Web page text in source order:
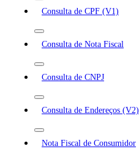
Consulta de CPF (V1)
Consulta de Nota Fiscal
Consulta de CNPJ
Consulta de Endereços (V2)
Nota Fiscal de Consumidor